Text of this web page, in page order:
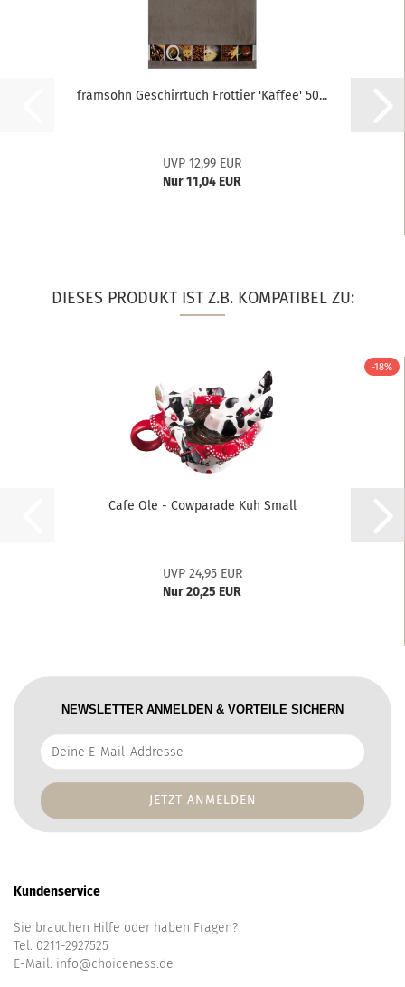
framsohn Geschirrtuch Frottier 'Kaffee' 50...
UVP 12,99 EUR
Nur 11,04 EUR
DIESES PRODUKT IST Z.B. KOMPATIBEL ZU:
-18%
Cafe Ole - Cowparade Kuh Small
UVP 24,95 EUR
Nur 20,25 EUR
NEWSLETTER ANMELDEN & VORTEILE SICHERN
Deine
E-
Addresse
Kundenservice
Sie brauchen Hilfe oder haben Fragen?
Tel. 0211-2927525
E-Mail: info@choiceness.de